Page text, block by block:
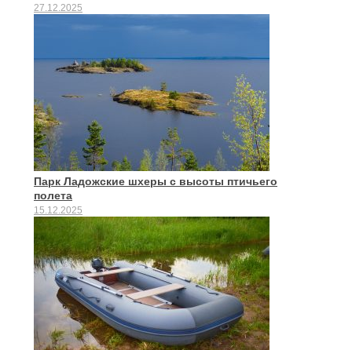
27.12.2025
Парк Ладожские шхеры с высоты птичьего
полета
15.12.2025